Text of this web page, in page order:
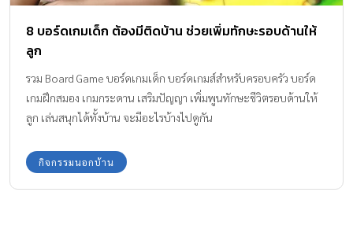
8 บอร์ดเกมเด็ก ต้องมีติดบ้าน ช่วยเพิ่มทักษะรอบด้านให้
ลูก
รวม Board Game บอร์ดเกมเด็ก บอร์ดเกมส์สำหรับครอบครัว บอร์ด
เกมฝึกสมอง เกมกระดาน เสริมปัญญา เพิ่มพูนทักษะชีวิตรอบด้านให้
ลูก เล่นสนุกได้ทั้งบ้าน จะมีอะไรบ้างไปดูกัน
กิจกรรมนอกบ้าน